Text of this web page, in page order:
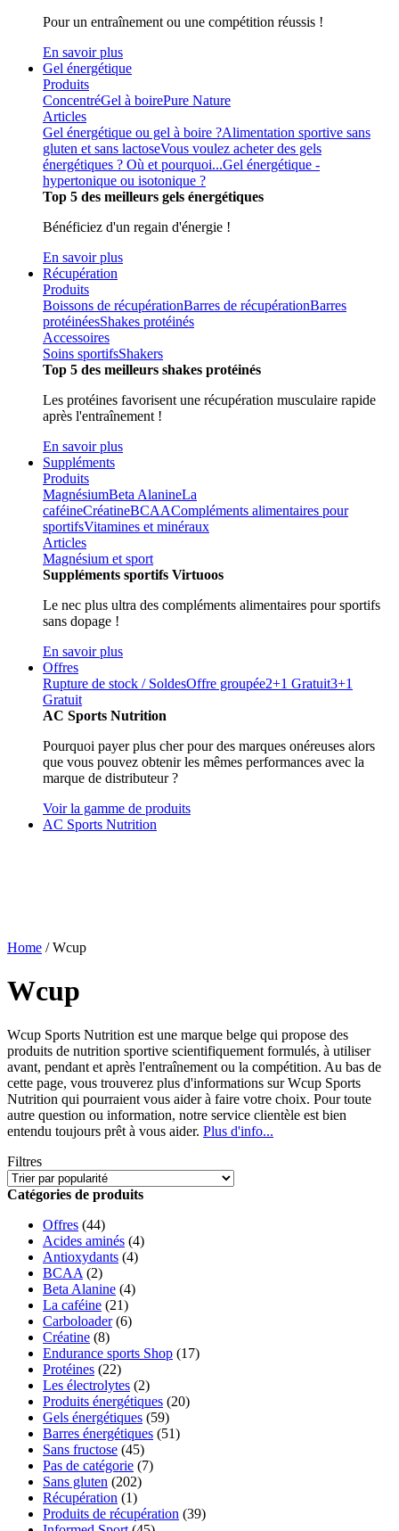
Pour un entraînement ou une compétition réussis !
En savoir plus
Gel énergétique
Produits
ConcentréGel à boirePure Nature
Articles
Gel énergétique ou gel à boire ?Alimentation sportive sans
gluten et sans lactoseVous voulez acheter des gels
énergétiques ? Où et pourquoi...Gel énergétique -
hypertonique ou isotonique ?
Top 5 des meilleurs gels énergétiques
Bénéficiez d'un regain d'énergie !
En savoir plus
Récupération
Produits
Boissons de récupérationBarres de récupérationBarres
protéinéesShakes protéinés
Accessoires
Soins sportifsShakers
Top 5 des meilleurs shakes protéinés
Les protéines favorisent une récupération musculaire rapide
après l'entraînement !
En savoir plus
Suppléments
Produits
MagnésiumBeta AlanineLa
caféineCréatineBCAACompléments alimentaires pour
sportifsVitamines et minéraux
Articles
Magnésium et sport
Suppléments sportifs Virtuoos
Le nec plus ultra des compléments alimentaires pour sportifs
sans dopage !
En savoir plus
Offres
Rupture de stock / SoldesOffre groupée2+1 Gratuit3+1
Gratuit
AC Sports Nutrition
Pourquoi payer plus cher pour des marques onéreuses alors
que vous pouvez obtenir les mêmes performances avec la
marque de distributeur ?
Voir la gamme de produits
AC Sports Nutrition
Home / Wcup
Wcup
Wcup Sports Nutrition est une marque belge qui propose des
produits de nutrition sportive scientifiquement formulés, à utiliser
avant, pendant et après l'entraînement ou la compétition. Au bas de
cette page, vous trouverez plus d'informations sur Wcup Sports
Nutrition qui pourraient vous aider à faire votre choix. Pour toute
autre question ou information, notre service clientèle est bien
entendu toujours prêt à vous aider. Plus d'info...
Filtres
Catégories de produits
Offres (44)
Acides aminés (4)
Antioxydants (4)
BCAA (2)
Beta Alanine (4)
La caféine (21)
Carboloader (6)
Créatine (8)
Endurance sports Shop (17)
Protéines (22)
Les électrolytes (2)
Produits énergétiques (20)
Gels énergétiques (59)
Barres énergétiques (51)
Sans fructose (45)
Pas de catégorie (7)
Sans gluten (202)
Récupération (1)
Produits de récupération (39)